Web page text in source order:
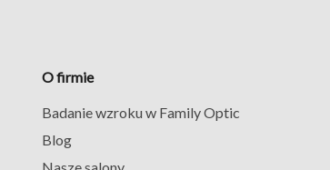
O firmie
Badanie wzroku w Family Optic
Blog